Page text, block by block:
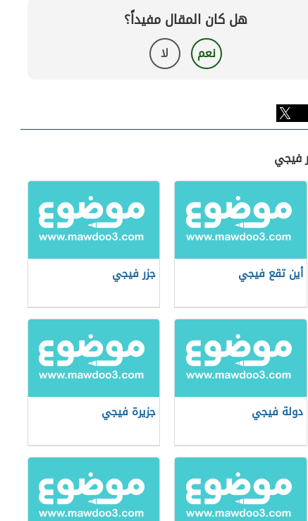
هل كان المقال مفيداً؟
نعم لا
فيجي
أين تقع فيجي جزر فيجي
دولة فيجي جزيرة فيجي